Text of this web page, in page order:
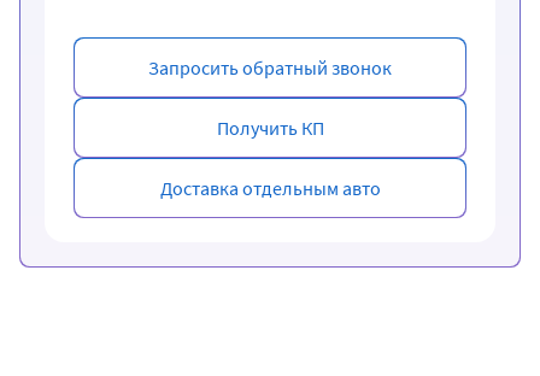
Запросить обратный звонок
Получить КП
Доставка отдельным авто